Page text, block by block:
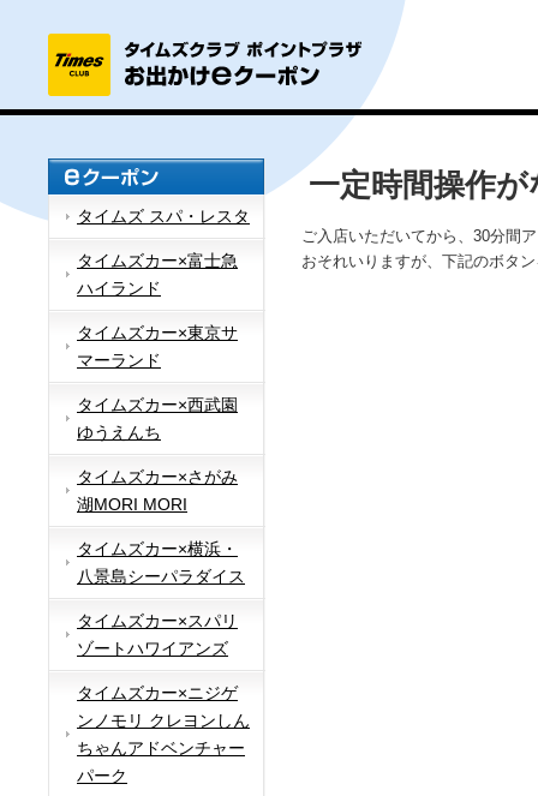
タイムズ スパ・レスタ
タイムズカー×富士急
ハイランド
タイムズカー×東京サ
マーランド
タイムズカー×西武園
ゆうえんち
タイムズカー×さがみ
湖MORI MORI
タイムズカー×横浜・
八景島シーパラダイス
タイムズカー×スパリ
ゾートハワイアンズ
タイムズカー×ニジゲ
ンノモリ クレヨンしん
ちゃんアドベンチャー
パーク
一定時間操作
ご入店いただいてから、30分間
おそれいりますが、下記のボタ